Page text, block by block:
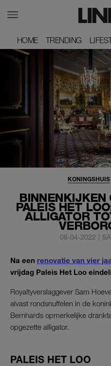
HOME
HOME TRENDING
TRENDING
BINNENKIJKEN
PALEIS HET
ALLIGATOR
KONINGSHUIS
08-04-2022 |
Na een renovatie van vier
vrijdag Paleis Het Loo
Royaltyverslaggever Sam
alvast rondsnuffelen in de
Bernhards opmerkelijke
opgezette alligator.
PALEIS HET LOO